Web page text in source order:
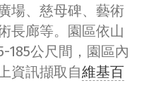
場、慈母碑、藝術
長廊等。園區依山
185公尺間，園區內
資訊擷取自維基百